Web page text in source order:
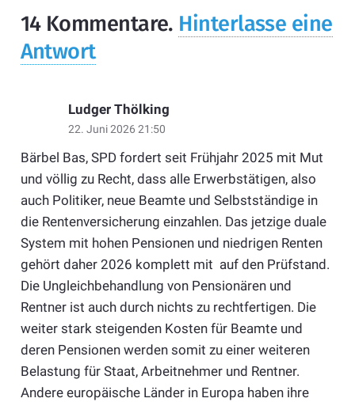
14 Kommentare. Hinterlasse eine
Antwort
Ludger Thölking
22. Juni 2026 21:50
Bärbel Bas, SPD fordert seit Frühjahr 2025 mit Mut
und völlig zu Recht, dass alle Erwerbstätigen, also
auch Politiker, neue Beamte und Selbstständige in
die Rentenversicherung einzahlen. Das jetzige duale
System mit hohen Pensionen und niedrigen Renten
gehört daher 2026 komplett mit auf den Prüfstand.
Die Ungleichbehandlung von Pensionären und
Rentner ist auch durch nichts zu rechtfertigen. Die
weiter stark steigenden Kosten für Beamte und
deren Pensionen werden somit zu einer weiteren
Belastung für Staat, Arbeitnehmer und Rentner.
Andere europäische Länder in Europa haben ihre